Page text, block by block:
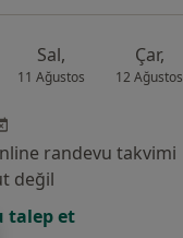
Sal,
11 Ağustos
Çar,
12 Ağustos
randevu takvimi
değil
talep et